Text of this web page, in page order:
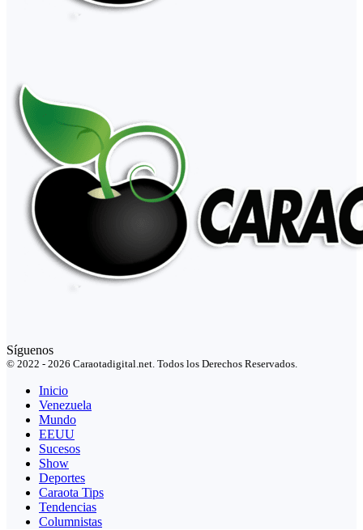
Síguenos
© 2022 - 2026 Caraotadigital.net. Todos los Derechos Reservados.
Inicio
Venezuela
Mundo
EEUU
Sucesos
Show
Deportes
Caraota Tips
Tendencias
Columnistas